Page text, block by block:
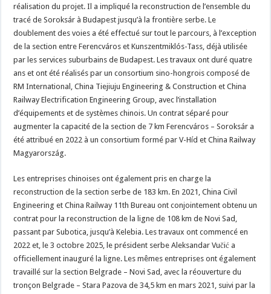
réalisation du projet. Il a impliqué la reconstruction de l’ensemble du
tracé de Soroksár à Budapest jusqu’à la frontière serbe. Le
doublement des voies a été effectué sur tout le parcours, à l’exception
de la section entre Ferencváros et Kunszentmiklós-Tass, déjà utilisée
par les services suburbains de Budapest. Les travaux ont duré quatre
ans et ont été réalisés par un consortium sino-hongrois composé de
RM International, China Tiejiuju Engineering & Construction et China
Railway Electrification Engineering Group, avec l’installation
d’équipements et de systèmes chinois. Un contrat séparé pour
augmenter la capacité de la section de 7 km Ferencváros – Soroksár a
été attribué en 2022 à un consortium formé par V-Híd et China Railway
Magyarország.
Les entreprises chinoises ont également pris en charge la
reconstruction de la section serbe de 183 km. En 2021, China Civil
Engineering et China Railway 11th Bureau ont conjointement obtenu un
contrat pour la reconstruction de la ligne de 108 km de Novi Sad,
passant par Subotica, jusqu’à Kelebia. Les travaux ont commencé en
2022 et, le 3 octobre 2025, le président serbe Aleksandar Vučić a
officiellement inauguré la ligne. Les mêmes entreprises ont également
travaillé sur la section Belgrade – Novi Sad, avec la réouverture du
tronçon Belgrade – Stara Pazova de 34,5 km en mars 2021, suivi par la